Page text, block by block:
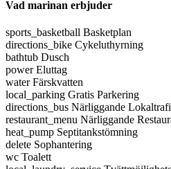
Vad marinan erbjuder
sports_basketball Basketplan
directions_bike Cykeluthyrning
bathtub Dusch
power Eluttag
water Färskvatten
local_parking Gratis Parkering
directions_bus Närliggande
restaurant_menu Närliggande
heat_pump Septitankstömning
delete Sophantering
wc Toalett